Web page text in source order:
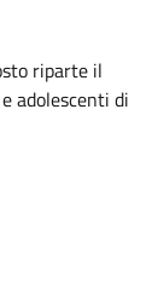
riparte il
adolescenti di